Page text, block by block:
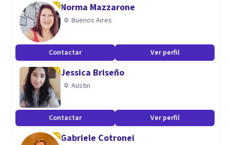
Norma Mazzarone
Buenos Aires
Contactar Ver perfil
Jessica Briseño
Austin
Contactar Ver perfil
Gabriele Cotronei